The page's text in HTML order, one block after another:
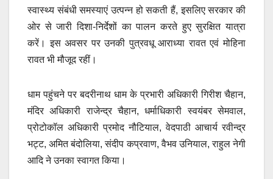
स्वास्थ्य संबंधी समस्याएं उत्पन्न हो सकती हैं, इसलिए सरकार की
ओर से जारी दिशा-निर्देशों का पालन करते हुए सुरक्षित यात्रा
करें। इस अवसर पर उनकी पुत्रवधू आराध्या रावत एवं मोहिना
रावत भी मौजूद रहीं।
धाम पहुंचने पर बदरीनाथ धाम के प्रभारी अधिकारी गिरीश चैहान,
मंदिर अधिकारी राजेन्द्र चैहान, धर्माधिकारी स्वयंबर सेमवाल,
प्रोटोकॉल अधिकारी प्रमोद नौटियाल, वेदपाठी आचार्य रवीन्द्र
भट्ट, अमित बंदोलिया, संदीप कप्रवाण, वैभव उनियाल, राहुल नेगी
आदि ने उनका स्वागत किया।